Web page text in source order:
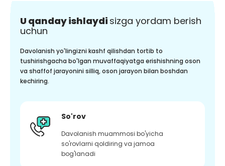
U qanday ishlaydi sizga yordam berish
uchun
Davolanish yo'lingizni kashf qilishdan tortib to
tushirishgacha bo'lgan muvaffaqiyatga erishishning oson
va shaffof jarayonini silliq, oson jarayon bilan boshdan
kechiring.
So'rov
Davolanish muammosi bo'yicha
so'rovlarni qoldiring va jamoa
bog'lanadi